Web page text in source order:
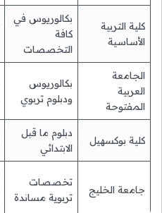
كلية التربية
الأساسية
بكالوريوس في
كافة
التخصصات
الجامعة
العربية
المفتوحة
بكالوريوس
ودبلوم تربوي
كلية بوكسهيل
دبلوم ما قبل
الابتدائي
جامعة الخليج
تخصصات
تربوية مساندة